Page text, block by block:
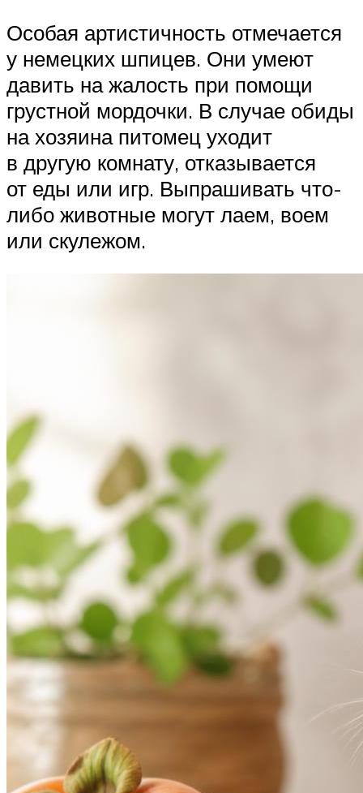
Особая артистичность отмечается
у немецких шпицев. Они умеют
давить на жалость при помощи
грустной мордочки. В случае обиды
на хозяина питомец уходит
в другую комнату, отказывается
от еды или игр. Выпрашивать что-
либо животные могут лаем, воем
или скулежом.